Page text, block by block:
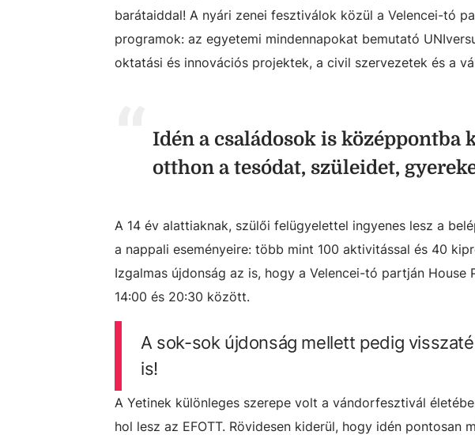
barátaiddal! A nyári zenei fesztiválok közül a Velencei-tó
programok: az egyetemi mindennapokat bemutató
oktatási és innovációs projektek, a civil szervezetek és a
Idén a családosok is középpontba
otthon a tesódat, szüleidet,
A 14 év alattiaknak, szülői felügyelettel ingyenes lesz a
a nappali eseményeire: több mint 100 aktivitással és 40
Izgalmas újdonság az is, hogy a Velencei-tó partján
14:00 és 20:30 között.
A sok-sok újdonság mellett pedig
is!
A Yetinek különleges szerepe volt a vándorfesztivál
hol lesz az EFOTT. Rövidesen kiderül, hogy idén